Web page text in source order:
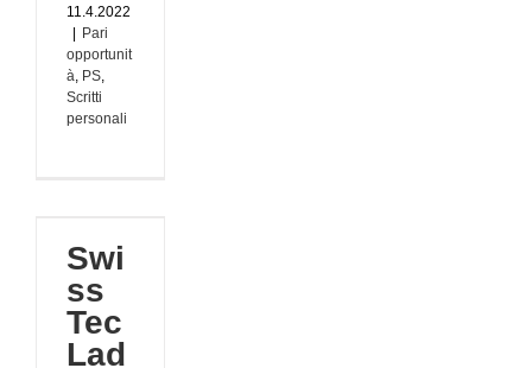
11.4.2022
Pari
opportunit
à, PS,
Scritti
personali
Swi
ss
Tec
Lad